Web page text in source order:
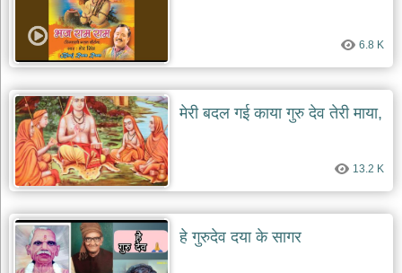
आज
भजन
bhajan
of
the
day
भजन
जोड़ें
add
bhajans
6.8 K
मेरी बदल गई काया गुरु देव तेरी माया,
13.2 K
हे गुरुदेव दया के सागर